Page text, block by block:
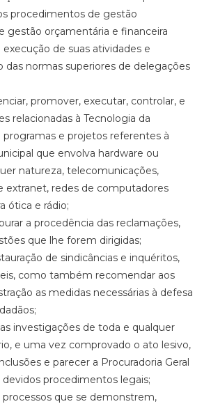
procedimentos de gestão
gestão orçamentária e financeira
execução de suas atividades e
das normas superiores de delegações
promover, executar, controlar, e
relacionadas à Tecnologia da
e projetos referentes à
que envolva hardware ou
natureza, telecomunicações,
extranet, redes de computadores
ótica e rádio;
a procedência das reclamações,
que lhe forem dirigidas;
de sindicâncias e inquéritos,
como também recomendar aos
as medidas necessárias à defesa
investigações de toda e qualquer
e uma vez comprovado o ato lesivo,
e parecer a Procuradoria Geral
devidos procedimentos legais;
processos que se demonstrem,